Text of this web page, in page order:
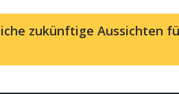
zukünftige Aussichten